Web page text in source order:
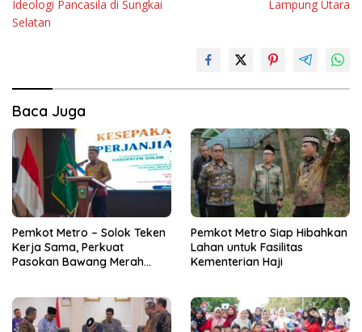
Ideologi Pancasila di Sungkai
Selatan
Lampung Utara
Baca Juga
Pemkot Metro – Solok Teken
Kerja Sama, Perkuat
Pasokan Bawang Merah
Pemkot Metro Siap Hibahkan
Lahan untuk Fasilitas
Kementerian Haji